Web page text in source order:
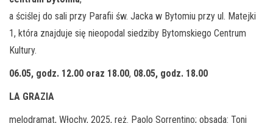
a ściślej do sali przy Parafii św. Jacka w Bytomiu przy ul. Matejki
1, która znajduje się nieopodal siedziby Bytomskiego Centrum
Kultury.
06.05, godz. 12.00 oraz 18.00, 08.05, godz. 18.00
LA GRAZIA
melodramat, Włochy, 2025, reż. Paolo Sorrentino; obsada: Toni